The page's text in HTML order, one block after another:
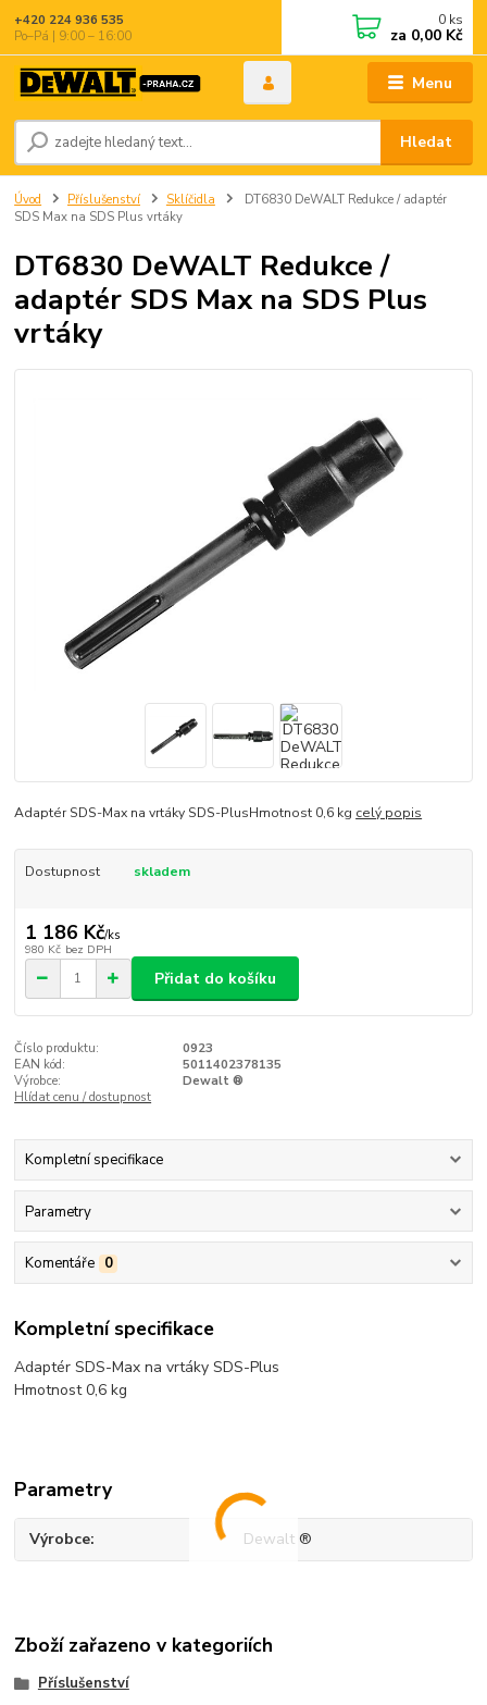
Menu
Hledat
+420 224 936 535
Po–Pá | 9:00 – 16:00
0 ks
za 0,00 Kč
Úvod Příslušenství Sklíčidla
DT6830 DeWALT Redukce / adaptér
SDS Max na SDS Plus vrtáky
DT6830 DeWALT Redukce /
adaptér SDS Max na SDS Plus
vrtáky
Adaptér SDS-Max na vrtáky SDS-PlusHmotnost 0,6 kg celý popis
Dostupnost skladem
1 186 Kč/ks
980 Kč bez DPH
Přidat do košíku
Číslo produktu:
0923
EAN kód:
5011402378135
Výrobce:
Dewalt ®
Hlídat cenu / dostupnost
Kompletní specifikace
Parametry
Komentáře 0
Kompletní specifikace
Adaptér SDS-Max na vrtáky SDS-Plus
Hmotnost 0,6 kg
Parametry
Výrobce Dewalt ®
Zboží zařazeno v kategoriích
Příslušenství